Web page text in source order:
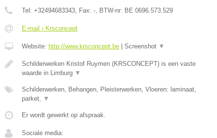
Tel: +32494683343, Fax: -, BTW-nr: BE 0696.573.529
E-mail › Krsconcept
Website: http://www.krsconcept.be Screenshot ▼
Schilderwerken Kristof Ruymen (KRSCONCEPT) is een vaste
waarde in Limburg ▼
Schilderwerken, Behangen, Pleisterwerken, Vloeren: laminaat,
parket, ▼
Er wordt gewerkt op afspraak.
Sociale media: